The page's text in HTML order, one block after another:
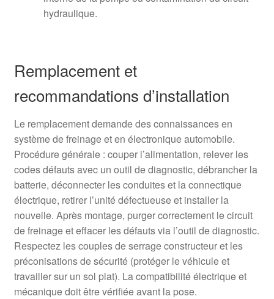
hydraulique.
Remplacement et
recommandations d’installation
Le remplacement demande des connaissances en
système de freinage et en électronique automobile.
Procédure générale : couper l’alimentation, relever les
codes défauts avec un outil de diagnostic, débrancher la
batterie, déconnecter les conduites et la connectique
électrique, retirer l’unité défectueuse et installer la
nouvelle. Après montage, purger correctement le circuit
de freinage et effacer les défauts via l’outil de diagnostic.
Respectez les couples de serrage constructeur et les
préconisations de sécurité (protéger le véhicule et
travailler sur un sol plat). La compatibilité électrique et
mécanique doit être vérifiée avant la pose.